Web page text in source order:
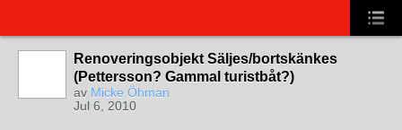
Renoveringsobjekt Säljes/bortskänkes
(Pettersson? Gammal turistbåt?)
av Micke Öhman
Jul 6, 2010